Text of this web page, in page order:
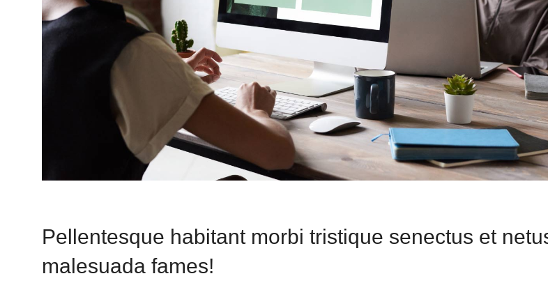
Pellentesque habitant morbi tristique senectus et
malesuada fames!